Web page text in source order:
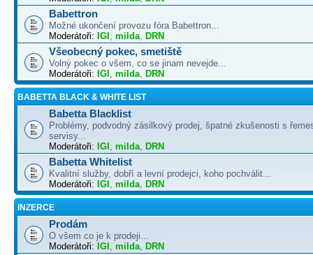
Babettron
Možné ukončení provozu fóra Babettron...
Moderátoři: IGI , milda, DRN
Všeobecný pokec, smetiště
Volný pokec o všem, co se jinam nevejde...
Moderátoři: IGI , milda, DRN
BABETTA BLACK & WHITE LIST
Babetta Blacklist
Problémy, podvodný zásilkový prodej, špatné zkušenosti s
servisy...
Moderátoři: IGI , milda, DRN
Babetta Whitelist
Kvalitní služby, dobří a levní prodejci, koho pochválit...
Moderátoři: IGI , milda, DRN
INZERCE
Prodám
O všem co je k prodeji...
Moderátoři: IGI , milda, DRN